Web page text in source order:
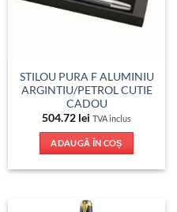
STILOU PURA F ALUMINIU
ARGINTIU/PETROL CUTIE
CADOU
504.72 lei TVA inclus
ADAUGĂ ÎN COȘ